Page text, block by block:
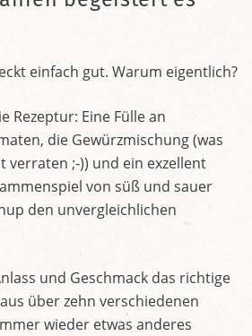
einfach gut. Warum eigentlich?
Rezeptur: Eine Fülle an
die Gewürzmischung (was
verraten ;-)) und ein exzellent
von süß und sauer
den unvergleichlichen
und Geschmack das richtige
über zehn verschiedenen
wieder etwas anderes